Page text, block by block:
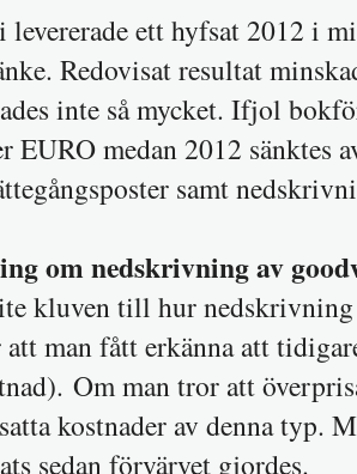
ett hyfsat 2012 i
Redovisat resultat
inte så mycket. Ifjol
EURO medan 2012 sänktes
samt
om nedskrivning av
kluven till hur
att man fått erkänna att
Om man tror att
kostnader av denna typ.
sedan förvärvet gjordes.